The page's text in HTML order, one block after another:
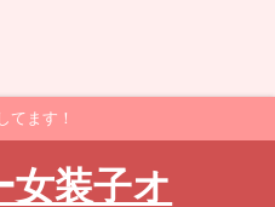
てます！
女装子オ